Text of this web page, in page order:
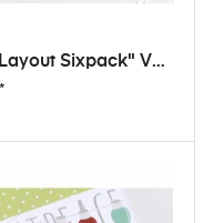
Sixpack" Vol.